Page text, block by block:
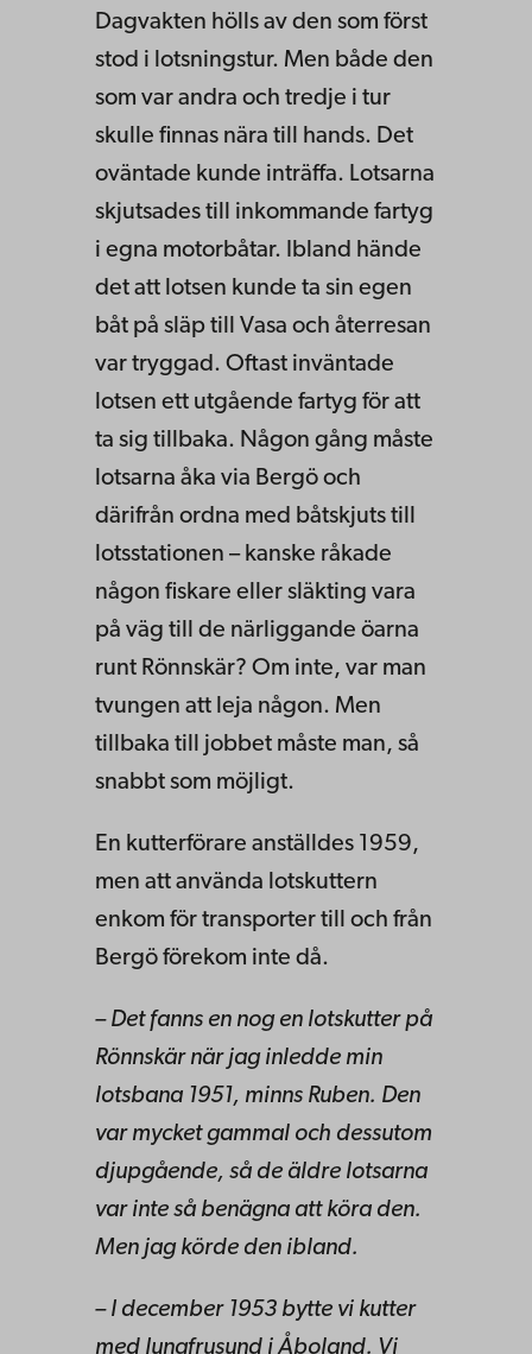
Dagvakten hölls av den som först
stod i lotsningstur. Men både den
som var andra och tredje i tur
skulle finnas nära till hands. Det
oväntade kunde inträffa. Lotsarna
skjutsades till inkommande fartyg
i egna motorbåtar. Ibland hände
det att lotsen kunde ta sin egen
båt på släp till Vasa och återresan
var tryggad. Oftast inväntade
lotsen ett utgående fartyg för att
ta sig tillbaka. Någon gång måste
lotsarna åka via Bergö och
därifrån ordna med båtskjuts till
lotsstationen – kanske råkade
någon fiskare eller släkting vara
på väg till de närliggande öarna
runt Rönnskär? Om inte, var man
tvungen att leja någon. Men
tillbaka till jobbet måste man, så
snabbt som möjligt.
En kutterförare anställdes 1959,
men att använda lotskuttern
enkom för transporter till och från
Bergö förekom inte då.
– Det fanns en nog en lotskutter på
Rönnskär när jag inledde min
lotsbana 1951, minns Ruben. Den
var mycket gammal och dessutom
djupgående, så de äldre lotsarna
var inte så benägna att köra den.
Men jag körde den ibland.
– I december 1953 bytte vi kutter
med Jungfrusund i Åboland. Vi